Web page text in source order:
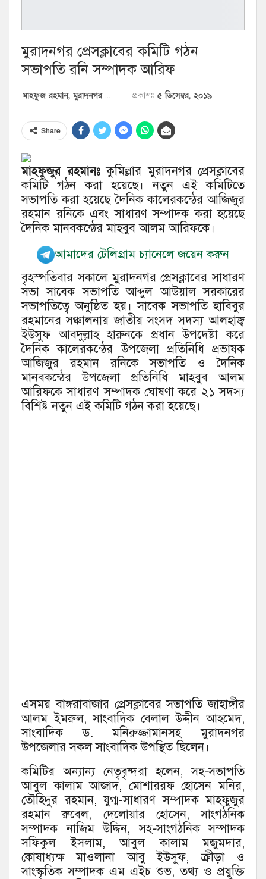
মুরাদনগর প্রেসক্লাবের কমিটি গঠন
সভাপতি রনি সম্পাদক আরিফ
মাহফুজ রহমান, মুরাদনগর প্রতিনিধি প্রকাশঃ ৫ ডিসেম্বর, ২০১৯
Share
মাহফুজুর রহমানঃকুমিল্লার মুরাদনগর প্রেসক্লাবের
কমিটি গঠন করা হয়েছে। নতুন এই কমিটিতে
সভাপতি করা হয়েছে দৈনিক কালেরকন্ঠের আজিজুর
রহমান রনিকে এবং সাধারণ সম্পাদক করা হয়েছে
দৈনিক মানবকন্ঠের মাহবুব আলম আরিফকে।
আমাদের টেলিগ্রাম চ্যানেলে জয়েন করুন
বৃহস্পতিবার সকালে মুরাদনগর প্রেসক্লাবের সাধারণ
সভা সাবেক সভাপতি আব্দুল আউয়াল সরকারের
সভাপতিত্বে অনুষ্ঠিত হয়। সাবেক সভাপতি হাবিবুর
রহমানের সঞ্চালনায় জাতীয় সংসদ সদস্য আলহাজ্ব
ইউসুফ আবদুল্লাহ হারুনকে প্রধান উপদেষ্টা করে
দৈনিক কালেরকন্ঠের উপজেলা প্রতিনিধি প্রভাষক
আজিজুর রহমান রনিকে সভাপতি ও দৈনিক
মানবকন্ঠের উপজেলা প্রতিনিধি মাহবুব আলম
আরিফকে সাধারণ সম্পাদক ঘোষণা করে ২১ সদস্য
বিশিষ্ট নতুন এই কমিটি গঠন করা হয়েছে।
এসময় বাঙ্গরাবাজার প্রেসক্লাবের সভাপতি জাহাঙ্গীর
আলম ইমরুল, সাংবাদিক বেলাল উদ্দীন আহমেদ,
সাংবাদিক ড. মনিরুজ্জামানসহ মুরাদনগর
উপজেলার সকল সাংবাদিক উপস্থিত ছিলেন।
কমিটির অন্যান্য নেতৃবৃন্দরা হলেন, সহ-সভাপতি
আবুল কালাম আজাদ, মোশাররফ হোসেন মনির,
তৌহিদুর রহমান, যুগ্ম-সাধারণ সম্পাদক মাহফুজুর
রহমান রুবেল, দেলোয়ার হোসেন, সাংগঠনিক
সম্পাদক নাজিম উদ্দিন, সহ-সাংগঠনিক সম্পাদক
সফিকুল ইসলাম, আবুল কালাম মজুমদার,
কোষাধ্যক্ষ মাওলানা আবু ইউসুফ, ক্রীড়া ও
সাংস্কৃতিক সম্পাদক এম এইচ শুভ, তথ্য ও প্রযুক্তি